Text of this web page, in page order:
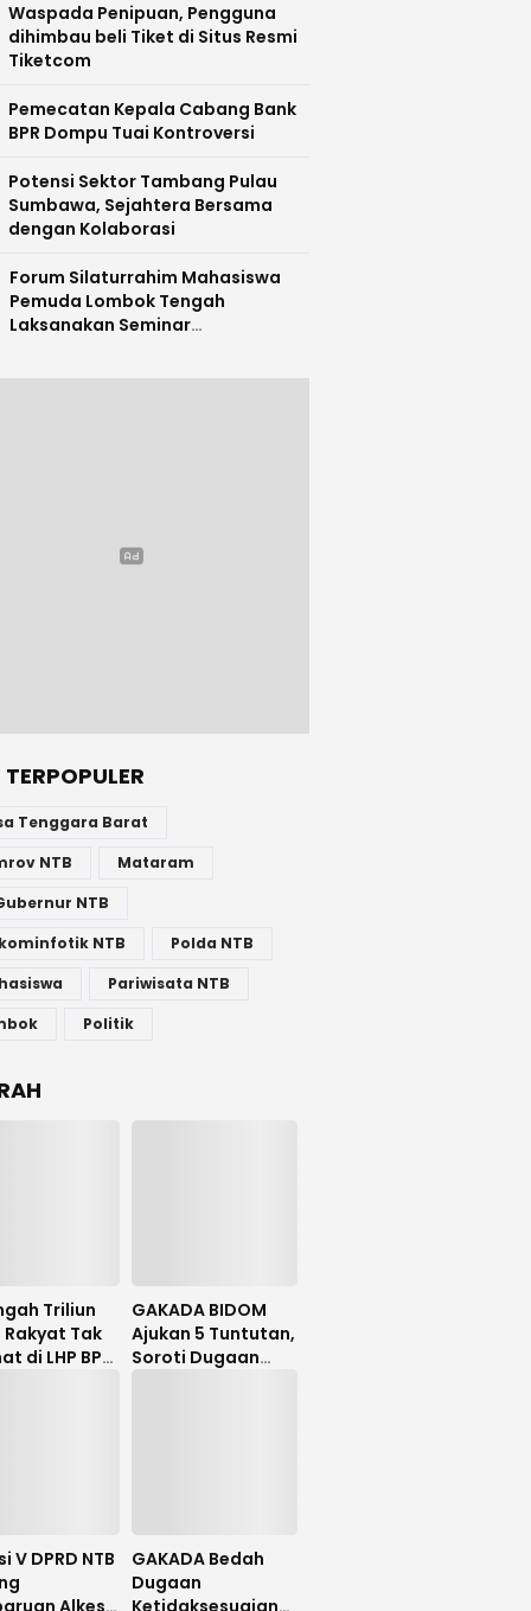
Waspada Penipuan, Pengguna
dihimbau beli Tiket di Situs Resmi
Tiketcom
Pemecatan Kepala Cabang Bank
BPR Dompu Tuai Kontroversi
Potensi Sektor Tambang Pulau
Sumbawa, Sejahtera Bersama
dengan Kolaborasi
Forum Silaturrahim Mahasiswa
Pemuda Lombok Tengah
Laksanakan Seminar
Tenggara Barat
NTB
Mataram
NTB
NTB
Polda NTB
Pariwisata NTB
Politik
Triliun
Rakyat Tak
di LHP BPK,
GAKADA BIDOM
Ajukan 5 Tuntutan,
Soroti Dugaan
V DPRD NTB
Alkes
GAKADA Bedah
Dugaan
Ketidaksesuaian